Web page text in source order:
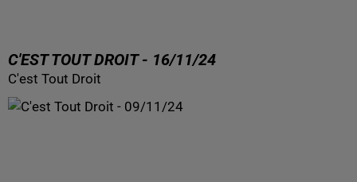
C'EST TOUT DROIT - 16/11/24
C'est Tout Droit